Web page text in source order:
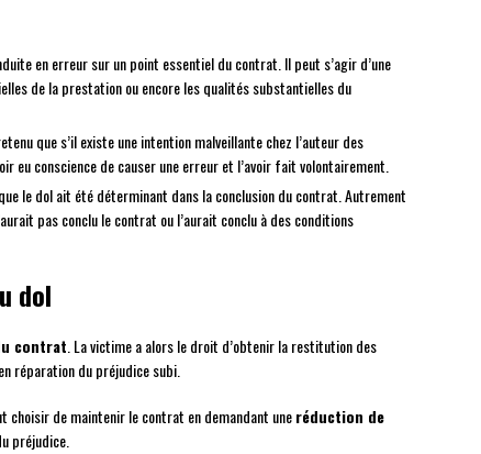
en erreur sur un point essentiel du contrat. Il peut s’agir d’une
de la prestation ou encore les qualités substantielles du
que s’il existe une intention malveillante chez l’auteur des
eu conscience de causer une erreur et l’avoir fait volontairement.
le dol ait été déterminant dans la conclusion du contrat. Autrement
pas conclu le contrat ou l’aurait conclu à des conditions
dol
contrat . La victime a alors le droit d’obtenir la restitution des
réparation du préjudice subi.
choisir de maintenir le contrat en demandant uneréduction de
préjudice.